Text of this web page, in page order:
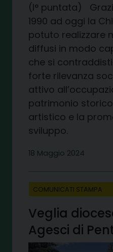
(I° puntata)
1990 ad oggi la
potuto realizzare
diffusi in modo
che si
forte rilevanza
attivo
patrimonio
artistico e la
sviluppo.
18 Maggio 2024
COMUNICATI STAMPA
Veglia
Agesci di